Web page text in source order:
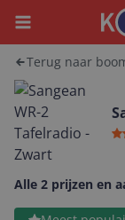
Menu
Terug naar
Alle 2 prijzen en